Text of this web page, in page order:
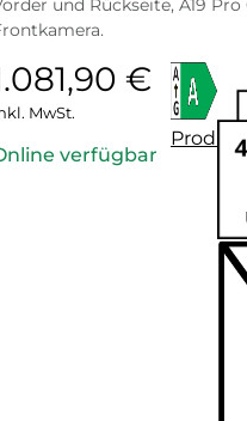
und Rückseite, A19
€
MwSt.
verfügbar